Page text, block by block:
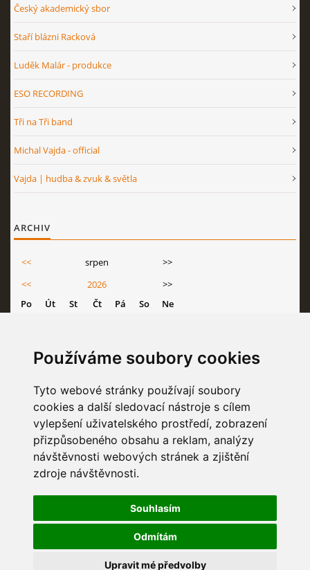
Používáme soubory cookies
Tyto webové stránky používají soubory
cookies a další sledovací nástroje s cílem
vylepšení uživatelského prostředí, zobrazení
přizpůsobeného obsahu a reklam, analýzy
návštěvnosti webových stránek a zjištění
zdroje návštěvnosti.
Souhlasím
Odmítám
Upravit mé předvolby
Český akademický sbor
Staří blázni Racková
Luděk Malár - produkce
ESO RECORDING
Tři na Tři band
Michal Vajda - official
Vajda | hudba & zvuk & světla
ARCHIV
<< srpen
>>
<<
2026
>>
Po
Út St Čt Pá So
Ne
11 12 13 14 15
16
18 19 20 21 22
23
25 26 27 28 29
30
STATISTIKY
6835134
68415
1991